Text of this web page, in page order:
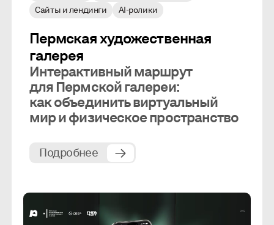
Сайты и лендинги
AI-ролики
Пермская художественная
галерея
Интерактивный маршрут
для Пермской галереи:
как объединить виртуальный
мир и физическое пространство
Подробнее